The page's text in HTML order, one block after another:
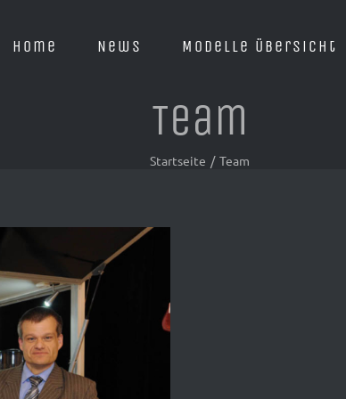
Home News Modelle Übersicht
Team
Startseite / Team